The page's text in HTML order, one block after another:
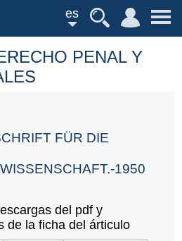
es
PENAL Y
FÜR DIE
1950
del pdf y
de la ficha del árticulo